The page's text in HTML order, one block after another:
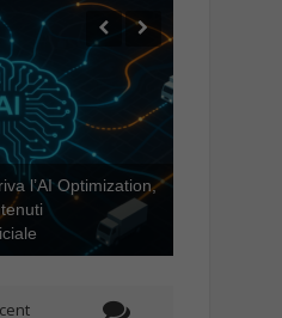
l’AI Optimization,